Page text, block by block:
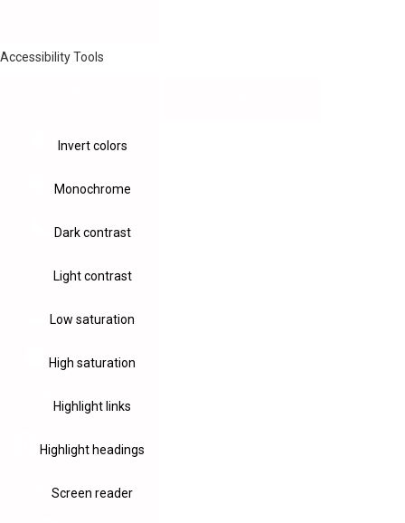
Accessibility Tools
Invert colors
Monochrome
Dark contrast
Light contrast
Low saturation
High saturation
Highlight links
Highlight headings
Screen reader